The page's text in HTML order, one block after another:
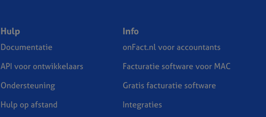
Hulp
Documentatie
API voor ontwikkelaars
Ondersteuning
Hulp op afstand
Info
onFact.nl voor accountants
Facturatie software voor MAC
Gratis facturatie software
Integraties